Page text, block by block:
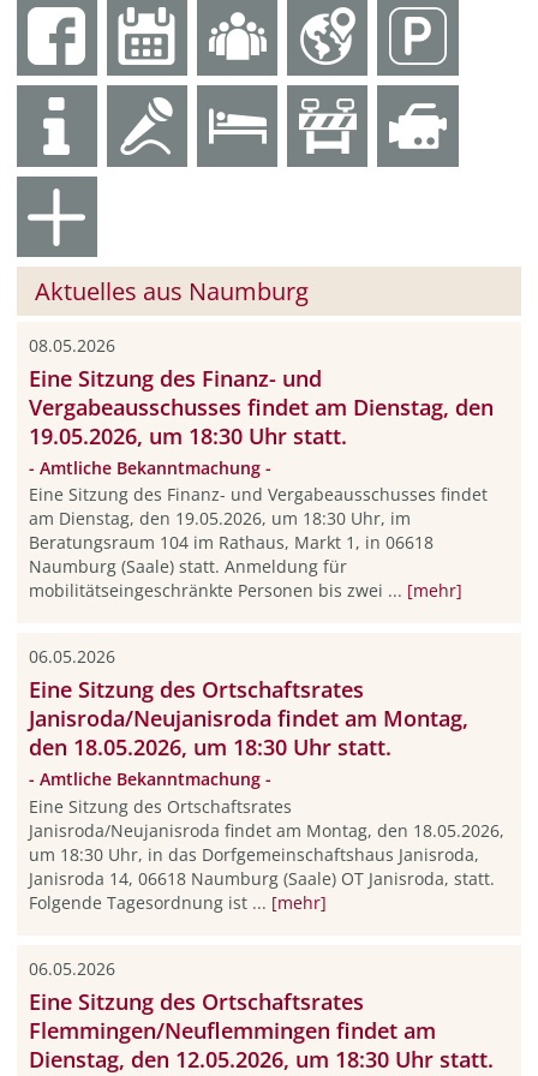
Aktuelles aus Naumburg
08.05.2026
Eine Sitzung des Finanz- und
Vergabeausschusses findet am Dienstag, den
19.05.2026, um 18:30 Uhr statt.
- Amtliche Bekanntmachung -
Eine Sitzung des Finanz- und Vergabeausschusses findet
am Dienstag, den 19.05.2026, um 18:30 Uhr, im
Beratungsraum 104 im Rathaus, Markt 1, in 06618
Naumburg (Saale) statt. Anmeldung für
mobilitätseingeschränkte Personen bis zwei ... [mehr]
06.05.2026
Eine Sitzung des Ortschaftsrates
Janisroda/Neujanisroda findet am Montag,
den 18.05.2026, um 18:30 Uhr statt.
- Amtliche Bekanntmachung -
Eine Sitzung des Ortschaftsrates
Janisroda/Neujanisroda findet am Montag, den 18.05.2026,
um 18:30 Uhr, in das Dorfgemeinschaftshaus Janisroda,
Janisroda 14, 06618 Naumburg (Saale) OT Janisroda, statt.
Folgende Tagesordnung ist ... [mehr]
06.05.2026
Eine Sitzung des Ortschaftsrates
Flemmingen/Neuflemmingen findet am
Dienstag, den 12.05.2026, um 18:30 Uhr statt.